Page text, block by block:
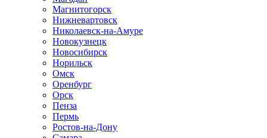
Магнитогорск
Нижневартовск
Николаевск-на-Амуре
Новокузнецк
Новосибирск
Норильск
Омск
Оренбург
Орск
Пенза
Пермь
Ростов-на-Дону